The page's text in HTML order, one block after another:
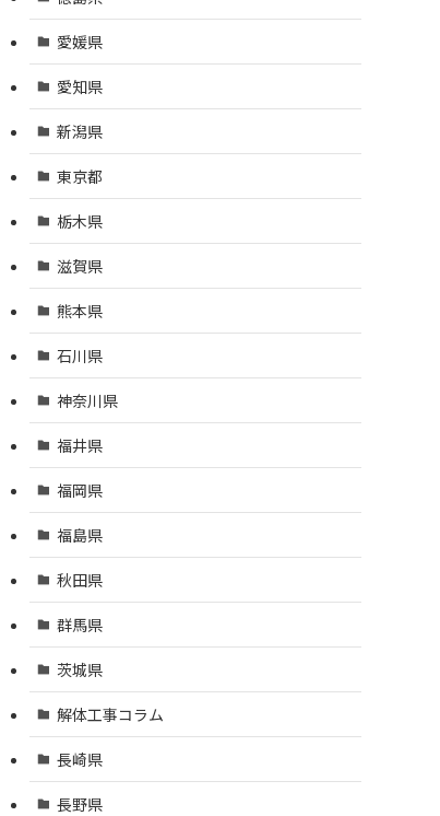
愛媛県
愛知県
新潟県
東京都
栃木県
滋賀県
熊本県
石川県
神奈川県
福井県
福岡県
福島県
秋田県
群馬県
茨城県
解体工事コラム
長崎県
長野県